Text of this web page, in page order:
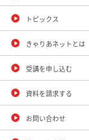
トピックス
きゃりあネットとは
受講を申し込む
資料を請求する
お問い合わせ